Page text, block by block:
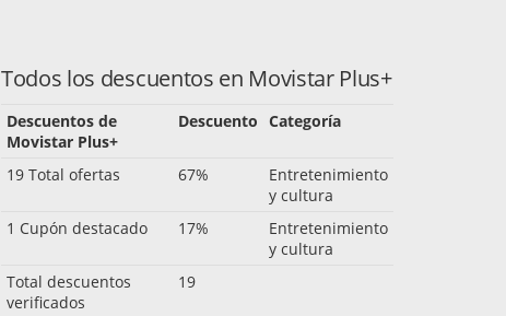
Todos los descuentos en Movistar Plus+
Descuentos de
Movistar Plus+
Descuento Categoría
19 Total ofertas 67%
Entretenimiento
y cultura
1 Cupón destacado
17%
Entretenimiento
y cultura
Total descuentos
verificados
19